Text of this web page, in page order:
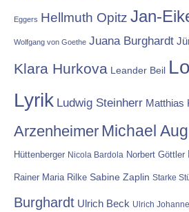
Eggers Hellmuth Opitz Jan-
Wolfgang von Goethe Juana Burghardt
Klara Hurkova Leander Beil
Lyrik Ludwig Steinherr Matthias
Arzenheimer Michael
Hüttenberger Nicola Bardola Norbert Göttler
Rainer Maria Rilke Sabine Zaplin Starke
Burghardt Ulrich Beck Ulrich